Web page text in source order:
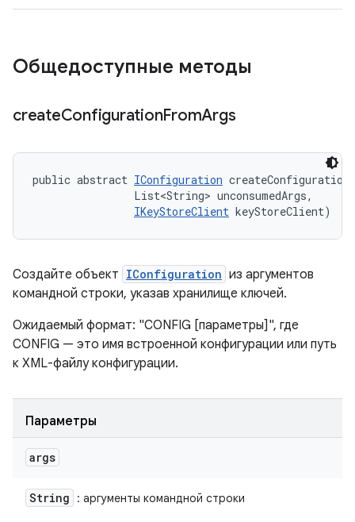
Общедоступные методы
createConfigurationFromArgs
public abstract IConfiguration
                List<String> unconsumedArgs,
IKeyStoreClient keyStoreClient)
Создайте объект IConfiguration из аргументов
командной строки, указав хранилище ключей.
Ожидаемый формат: "CONFIG [параметры]", где
CONFIG — это имя встроенной конфигурации или путь
к XML-файлу конфигурации.
Параметры
args
String : аргументы командной строки